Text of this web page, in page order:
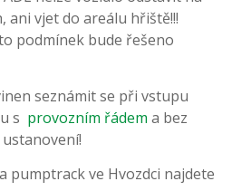
ani vjet do areálu hřiště!!!
podmínek bude řešeno
seznámit se při vstupu
s provozním řádem a bez
pumptrack ve Hvozdci najdete